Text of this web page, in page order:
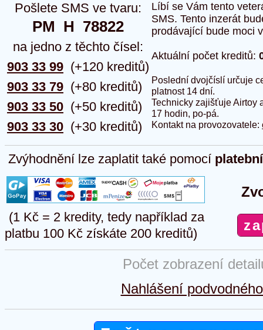
Pošlete SMS ve tvaru:
PM  H  78822
na jedno z těchto čísel:
903 33 99
903 33 79
903 33 50
903 33 30
(+120 kreditů)
(+80 kreditů)
(+50 kreditů)
(+30 kreditů)
Líbí se Vám tento
SMS. Tento inzerát
prodávající bude moci
Aktuální počet kreditů:
Poslední dvojčíslí určuje
platnost 14 dní.
Technicky zajišťuje Airtoy
17 hodin, po-pá.
Kontakt na provozovatele:
Zvýhodnění lze zaplatit také pomocí
(1 Kč = 2 kredity, tedy například za
platbu 100 Kč získáte 200 kreditů)
Počet zobrazení
Nahlášení